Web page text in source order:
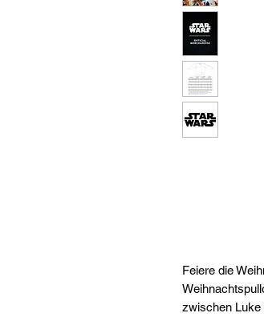
Feiere die
zwischen Luke